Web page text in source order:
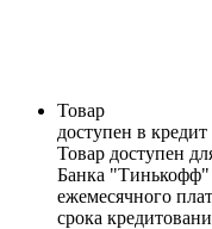
Товар
доступен в кредит
Товар доступен
Банка
ежемесячного
срока